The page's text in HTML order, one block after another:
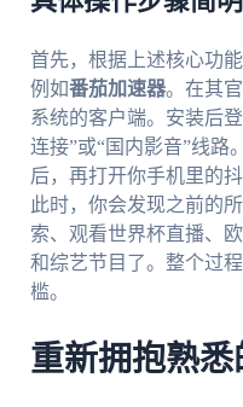
首先，根据上述核心功
例如番茄加速器。在其
系统的客户端。安装后
连接”或“国内影音”线路
后，再打开你手机里的
此时，你会发现之前的
索、观看世界杯直播、
和综艺节目了。整个过
槛。
重新拥抱熟